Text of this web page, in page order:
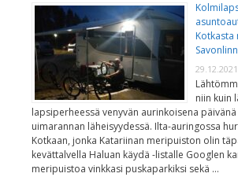
Kotkasta
29.12.2021
niin kuin
lapsiperheessä venyvän aurinkoisena
uimarannan läheisyydessä. Ilta-auringossa
Kotkaan, jonka Katariinan meripuiston olin
kevättalvella Haluan käydä -listalle Googlen
meripuistoa vinkkasi puskaparkiksi sekä …